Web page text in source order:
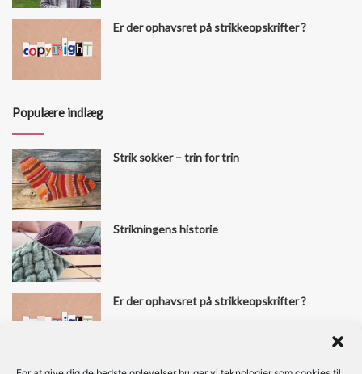
Er der ophavsret på strikkeopskrifter ?
Populære indlæg
Strik sokker – trin for trin
Strikningens historie
Er der ophavsret på strikkeopskrifter ?